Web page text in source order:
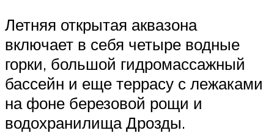
Летняя открытая аквазона
включает в себя четыре водные
горки, большой гидромассажный
бассейн и еще террасу с лежаками
на фоне березовой рощи и
водохранилища Дрозды.